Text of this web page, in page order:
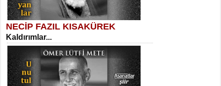
SELAHATTİN YILDIZ
İnsanın Zindanı...
Kadir Ünal
Ayağıma Dolanan Yokuş...
NECİP FAZIL KISAKÜREK
Kaldırımlar...